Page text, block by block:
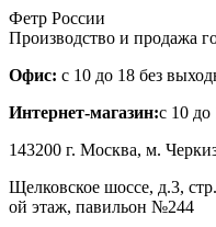
Фетр России
Производство и продажа
Офис: с 10 до 18 без
Интернет-магазин:с 10 до
143200 г. Москва, м.
Щелковское шоссе, д.3,
ой этаж, павильон №244